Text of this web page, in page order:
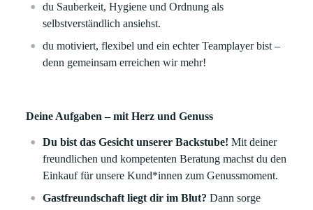
du Sauberkeit, Hygiene und Ordnung als
selbstverständlich ansiehst.
du motiviert, flexibel und ein echter Teamplayer bist –
denn gemeinsam erreichen wir mehr!
Deine Aufgaben – mit Herz und Genuss
Du bist das Gesicht unserer Backstube! Mit deiner
freundlichen und kompetenten Beratung machst du den
Einkauf für unsere Kund*innen zum Genussmoment.
Gastfreundschaft liegt dir im Blut? Dann sorge